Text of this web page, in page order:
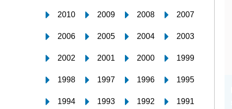
2010 2009 2008 2007
2006 2005 2004 2003
2002 2001 2000 1999
1998 1997 1996 1995
1994 1993 1992 1991